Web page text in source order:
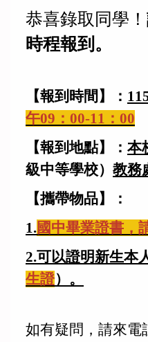
恭喜錄取同學！
時程報到。
【報到時間】：
午09：00-11：00
【報到地點】： 本
級中等學校） 教務
【攜帶物品】：
1.國中畢業證書，
2.可以證明新生本
生證）。
如有疑問，請來電